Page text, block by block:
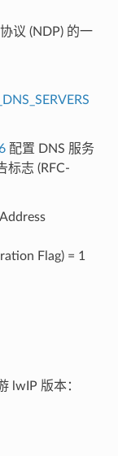
议 (NDP) 的一
配置 DNS 服务
标志 (RFC-
Flag) = 1
lwIP 版本：